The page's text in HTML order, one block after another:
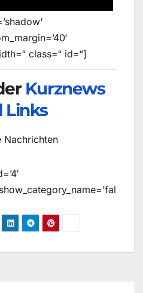
class=“ id=“]
Kurznews
Links
Nachrichten